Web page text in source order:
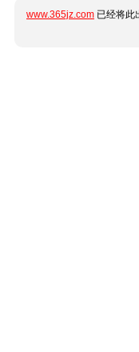
www.365jz.com 已经将此